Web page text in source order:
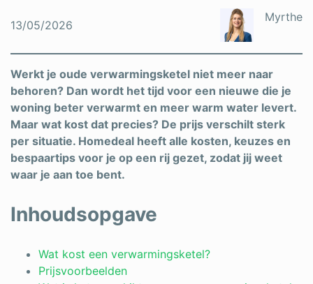
Vloeren
Vochtbestrijding
Warmtepomp
Zonnepanelen
Zonwering
Log in
13/05/2026
Myrthe
Werkt je oude verwarmingsketel niet meer naar
behoren? Dan wordt het tijd voor een nieuwe die je
woning beter verwarmt en meer warm water levert.
Maar wat kost dat precies? De prijs verschilt sterk
per situatie. Homedeal heeft alle kosten, keuzes en
bespaartips voor je op een rij gezet, zodat jij weet
waar je aan toe bent.
Inhoudsopgave
Wat kost een verwarmingsketel?
Prijsvoorbeelden